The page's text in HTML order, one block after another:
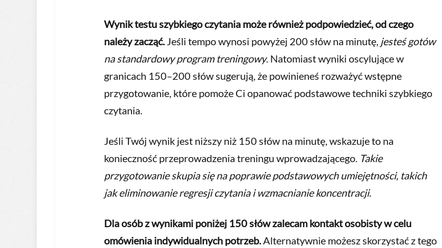
Wynik testu szybkiego czytania może również podpowiedzieć, od czego
należy zacząć.Jeśli tempo wynosi powyżej 200 słów na minutę, jesteś gotów
na standardowy program treningowy. Natomiast wyniki oscylujące w
granicach 150–200 słów sugerują, że powinieneś rozważyć wstępne
przygotowanie, które pomoże Ci opanować podstawowe techniki szybkiego
czytania.
Jeśli Twój wynik jest niższy niż 150 słów na minutę, wskazuje to na
konieczność przeprowadzenia treningu wprowadzającego. Takie
przygotowanie skupia się na poprawie podstawowych umiejętności, takich
jak eliminowanie regresji czytania i wzmacnianie koncentracji.
Dla osób z wynikami poniżej 150 słów zalecam kontakt osobisty w celu
omówienia indywidualnych potrzeb.Alternatywnie możesz skorzystać z tego